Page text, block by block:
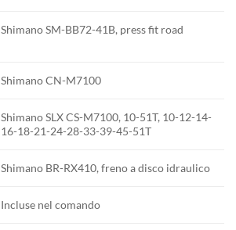
Shimano SM-BB72-41B, press fit road
Shimano CN-M7100
Shimano SLX CS-M7100, 10-51T, 10-12-14-
16-18-21-24-28-33-39-45-51T
Shimano BR-RX410, freno a disco idraulico
Incluse nel comando